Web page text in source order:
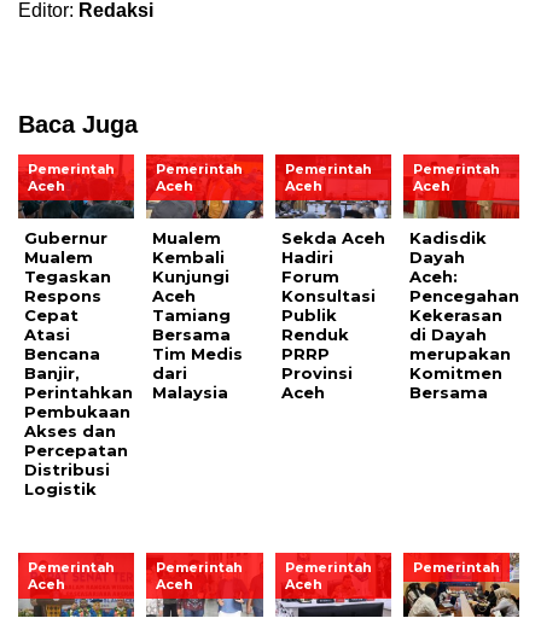
Editor: Redaksi
Baca Juga
Pemerintah
Aceh
Gubernur
Mualem
Tegaskan
Respons
Cepat
Atasi
Bencana
Banjir,
Perintahkan
Pembukaan
Akses dan
Percepatan
Distribusi
Logistik
Pemerintah
Aceh
Mualem
Kembali
Kunjungi
Aceh
Tamiang
Bersama
Tim Medis
dari
Malaysia
Pemerintah
Aceh
Sekda Aceh
Hadiri
Forum
Konsultasi
Publik
Renduk
PRRP
Provinsi
Aceh
Pemerintah
Aceh
Kadisdik
Dayah
Aceh:
Pencegahan
Kekerasan
di Dayah
merupakan
Komitmen
Bersama
Pemerintah
Aceh
Pemerintah
Aceh
Pemerintah
Aceh
Pemerintah